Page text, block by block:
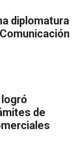
diplomatura
logró
de